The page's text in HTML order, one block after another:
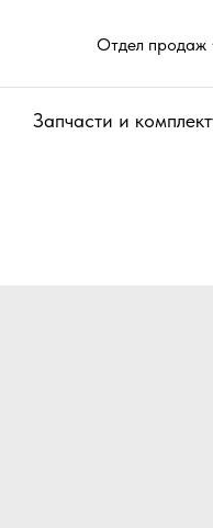
Отдел продаж
Запчасти и